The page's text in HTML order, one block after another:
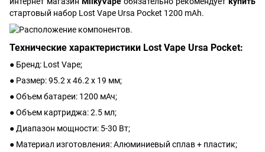
стартовый набор Lost Vape Ursa Pocket 1200 mAh.
Технические характеристики Lost Vape Ursa Pocket:
● Бренд: Lost Vape;
● Размер: 95.2 х 46.2 х 19 мм;
● Объем батареи: 1200 мАч;
● Объем картриджа: 2.5 мл;
● Диапазон мощности: 5-30 Вт;
● Материал изготовления: Алюминиевый сплав + пластик;